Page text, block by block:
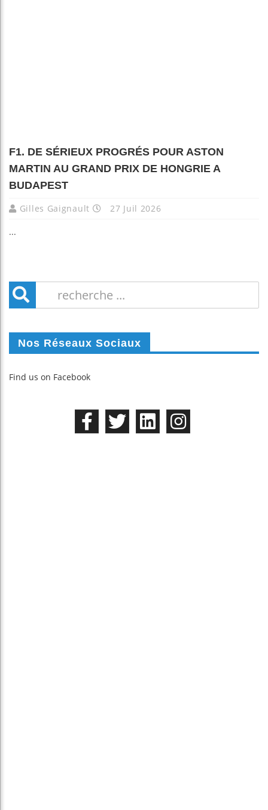
F1. DE SÉRIEUX PROGRÉS POUR ASTON
MARTIN AU GRAND PRIX DE HONGRIE A
BUDAPEST
Gilles Gaignault 27 Juil 2026
...
Nos Réseaux Sociaux
Find us on Facebook